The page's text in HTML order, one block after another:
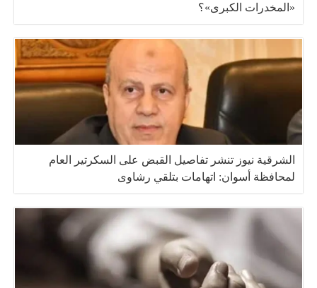
«المخدرات الكبرى»؟
الشرقية نيوز تنشر تفاصيل القبض على السكرتير العام
لمحافظة أسوان: اتهامات بتلقي رشاوى